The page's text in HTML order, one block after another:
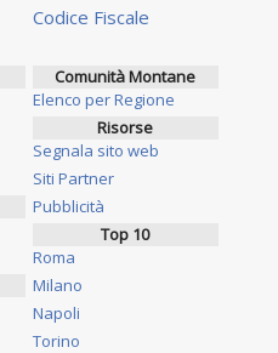
Codice Fiscale
Comunità Montane
Elenco per Regione
Risorse
Segnala sito web
Siti Partner
Pubblicità
Top 10
Roma
Milano
Napoli
Torino